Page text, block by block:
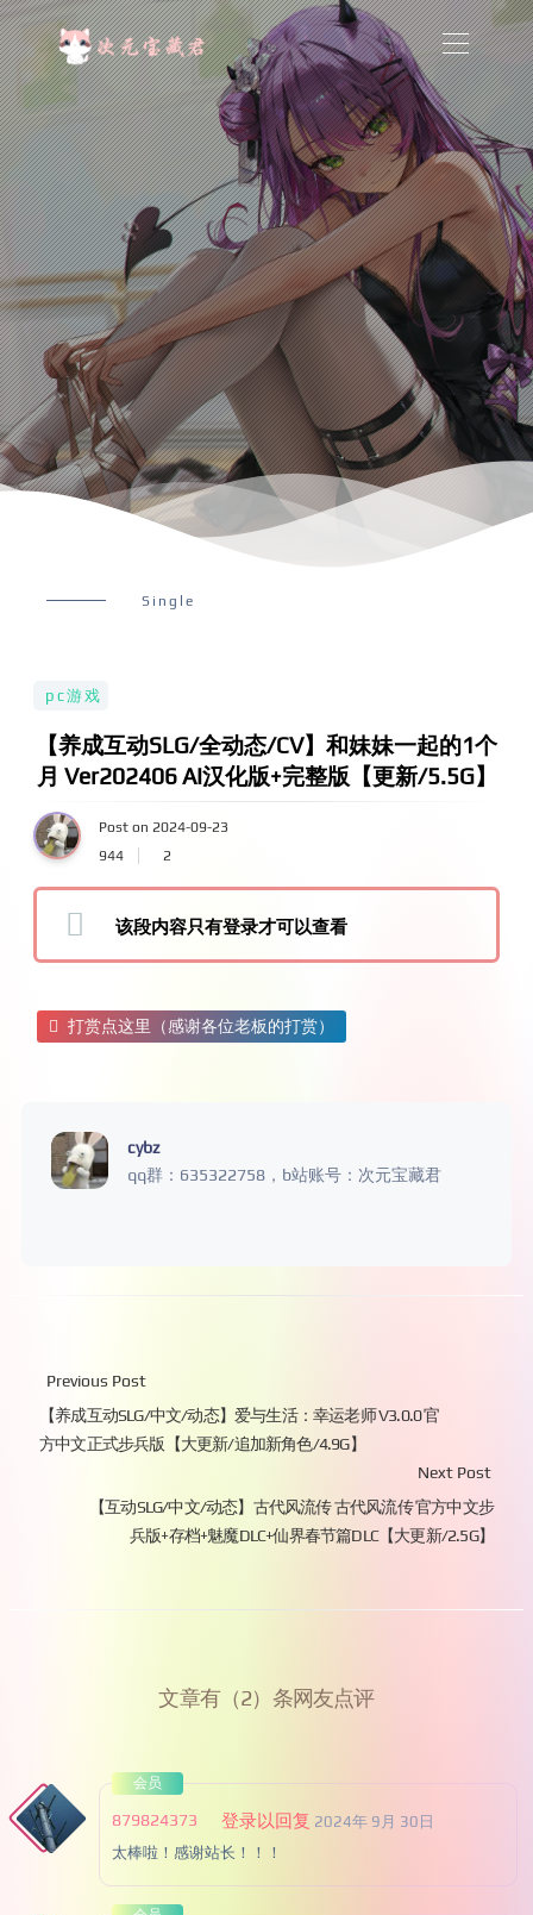
Single
pc游戏
【养成互动SLG/全动态/CV】和妹妹一起的1个
月 Ver202406 AI汉化版+完整版【更新/5.5G】
Post on 2024-09-23
944
2
该段内容只有登录才可以查看
打赏点这里（感谢各位老板的打赏）
cybz
qq群：635322758，b站账号：次元宝藏君
Previous Post
【养成互动SLG/中文/动态】爱与生活：幸运老师 V3.0.0 官
方中文正式步兵版【大更新/追加新角色/4.9G】
Next Post
【互动SLG/中文/动态】古代风流传 古代风流传 官方中文步
兵版+存档+魅魔DLC+仙界春节篇DLC【大更新/2.5G】
文章有（2）条网友点评
会员
登录以回复
879824373
2024年 9月 30日
太棒啦！感谢站长！！！